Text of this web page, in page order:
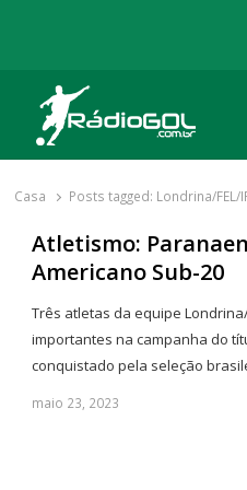
Rádio Gol
Há mais de 20 anos com as
Casa Posts tagged: Londrina/FEL/
Atletismo:
Americano Sub-20
Três atletas da equipe
importantes na campanha do
conquistado pela seleção
maio 23, 2023